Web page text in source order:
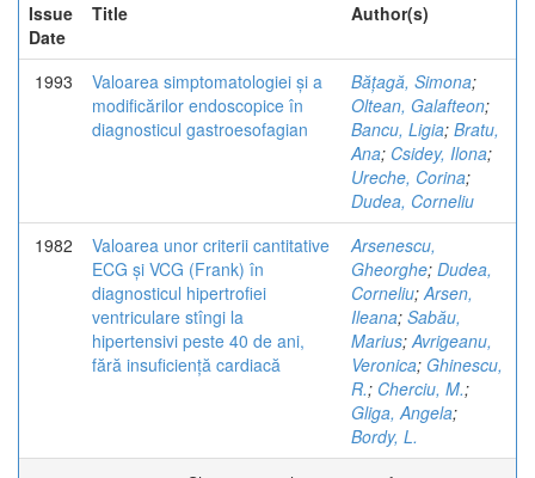
Issue
Date
Title Author(s)
1993
Valoarea simptomatologiei și a
modificărilor endoscopice în
diagnosticul gastroesofagian
Bățagă, Simona;
Oltean, Galafteon;
Bancu, Ligia; Bratu,
Ana; Csidey, Ilona;
Ureche, Corina;
Dudea, Corneliu
1982
Valoarea unor criterii cantitative
ECG și VCG (Frank) în
diagnosticul hipertrofiei
ventriculare stîngi la
hipertensivi peste 40 de ani,
fără insuficiență cardiacă
Arsenescu,
Gheorghe; Dudea,
Corneliu;Arsen,
Ileana; Sabău,
Marius;Avrigeanu,
Veronica; Ghinescu,
R.; Cherciu, M.;
Gliga, Angela;
Bordy, L.